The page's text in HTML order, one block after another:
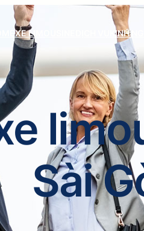
XE LIMOUSINE KINH
Sài